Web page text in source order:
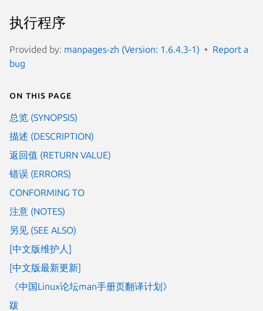
执行程序
Provided by: manpages-zh (Version: 1.6.4.3-1)
Report a
bug
On this page
总览 (SYNOPSIS)
描述 (DESCRIPTION)
返回值 (RETURN VALUE)
错误 (ERRORS)
CONFORMING TO
注意 (NOTES)
另见 (SEE ALSO)
[中文版维护人]
[中文版最新更新]
《中国Linux论坛man手册页翻译计划》
跋